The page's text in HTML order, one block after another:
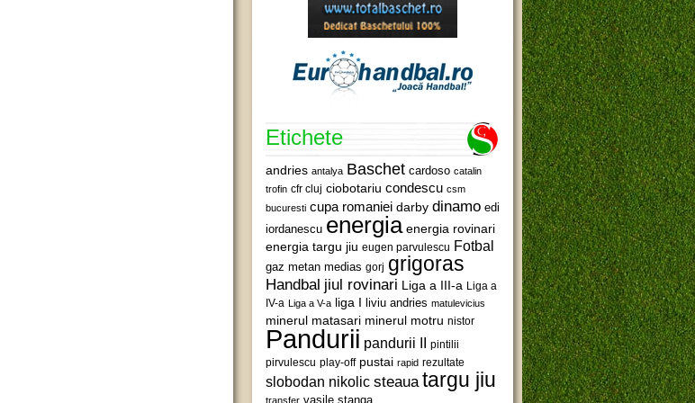
Etichete
andries antalya Baschet cardoso catalin
trofin cfr cluj ciobotariu condescu csm
bucuresti cupa romaniei darby dinamo edi
iordanescu energia energia rovinari
energia targu jiu eugen parvulescu Fotbal
gaz metan medias gorj grigoras
Handbal jiul rovinari Liga a III-a Liga a
IV-a Liga a V-a liga I liviu andries matulevicius
minerul matasari minerul motru nistor
Pandurii pandurii II pintilii
pirvulescu play-off pustai rapid rezultate
slobodan nikolic steaua targu jiu
transfer vasile stanga